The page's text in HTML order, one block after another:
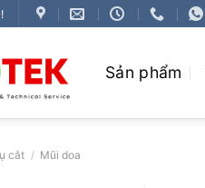
Sản phẩm
cắt / Mũi doa